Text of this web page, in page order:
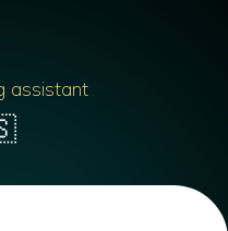
assistant